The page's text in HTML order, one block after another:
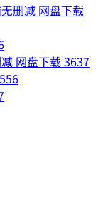
删减 网盘下载
网盘下载3637